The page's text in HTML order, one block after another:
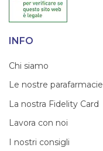
INFO
Chi siamo
Le nostre parafarmacie
La nostra Fidelity Card
Lavora con noi
I nostri consigli